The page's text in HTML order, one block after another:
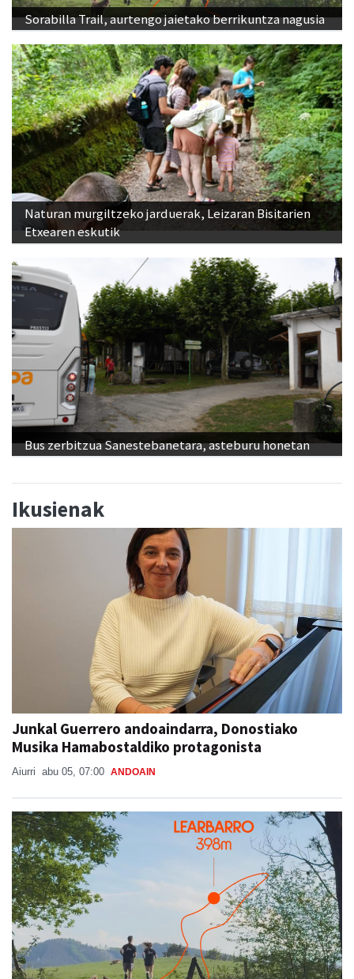
Sorabilla Trail, aurtengo jaietako berrikuntza nagusia
Naturan murgiltzeko jarduerak, Leizaran Bisitarien
Etxearen eskutik
Bus zerbitzua Sanestebanetara, asteburu honetan
Ikusienak
Junkal Guerrero andoaindarra, Donostiako
Musika Hamabostaldiko protagonista
Aiurri abu 05, 07:00 ANDOAIN